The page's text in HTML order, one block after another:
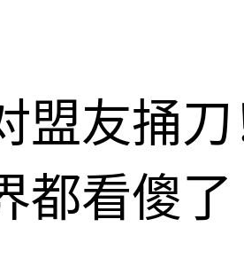
盟友捅
都看傻了